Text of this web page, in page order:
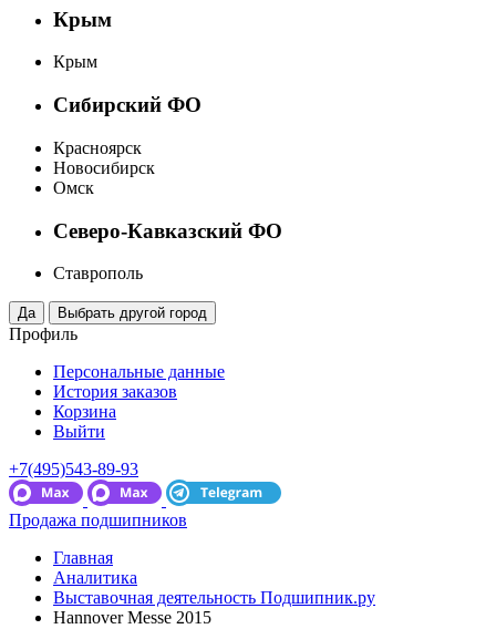
Крым
Крым
Сибирский ФО
Красноярск
Новосибирск
Омск
Северо-Кавказский ФО
Ставрополь
Профиль
Персональные данные
История заказов
Корзина
Выйти
+7(495)543-89-93
Продажа подшипников
Главная
Аналитика
Выставочная деятельность Подшипник.ру
Hannover Messe 2015